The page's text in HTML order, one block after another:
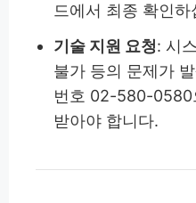
드에서 최종 확인하
기술 지원 요청: 시
불가 등의 문제가
번호 02-580-0580
받아야 합니다.